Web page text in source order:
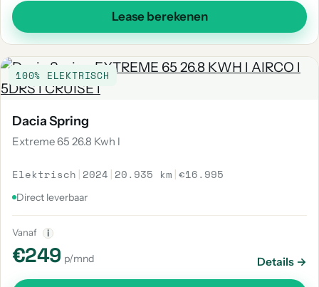
Lease berekenen
100% ELEKTRISCH
Dacia Spring
Extreme 65 26.8 Kwh l
Elektrisch | 2024 | 20.935 km |€16.995
Direct leverbaar
Vanaf i
€249 p/mnd Details →